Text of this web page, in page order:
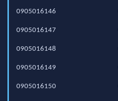
0905016146
0905016147
0905016148
0905016149
0905016150